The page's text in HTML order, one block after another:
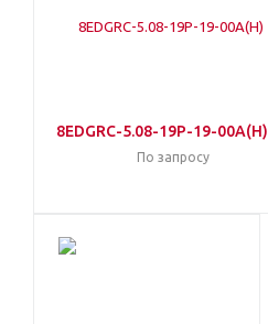
8EDGRC-5.08-19P-19-00A(H)
По запросу